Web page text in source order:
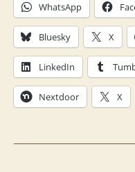
WhatsApp
Bluesky X
LinkedIn
Nextdoor X